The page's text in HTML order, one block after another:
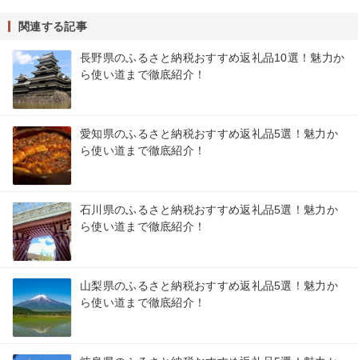
関連する記事
長野県のふるさと納税おすすめ返礼品10選！魅力か
ら使い道まで徹底紹介！
愛知県のふるさと納税おすすめ返礼品5選！魅力か
ら使い道まで徹底紹介！
石川県のふるさと納税おすすめ返礼品5選！魅力か
ら使い道まで徹底紹介！
山梨県のふるさと納税おすすめ返礼品5選！魅力か
ら使い道まで徹底紹介！